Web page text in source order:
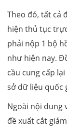
Theo đó, tất cả
hiện thủ tục
phải nộp 1 bộ
như hiện nay.
cầu cung cấp
sở dữ liệu quốc
Ngoài nội dung
đề xuất cắt